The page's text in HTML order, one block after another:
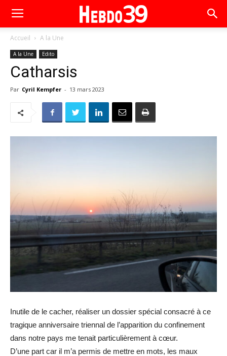
Accueil A la Une
A la Une Edito
Catharsis
Par Cyril Kempfer - 13 mars 2023
Inutile de le cacher, réaliser un dossier spécial consacré à ce
tragique anniversaire triennal de l’apparition du confinement
dans notre pays me tenait particulièrement à cœur.
D’une part car il m’a permis de mettre en mots, les maux